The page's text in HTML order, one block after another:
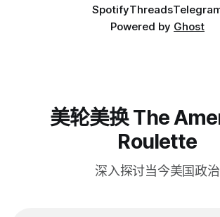
SpotifyThreads
Powered by Ghost
美轮美换 The
Roulette
深入探讨当今美国政治